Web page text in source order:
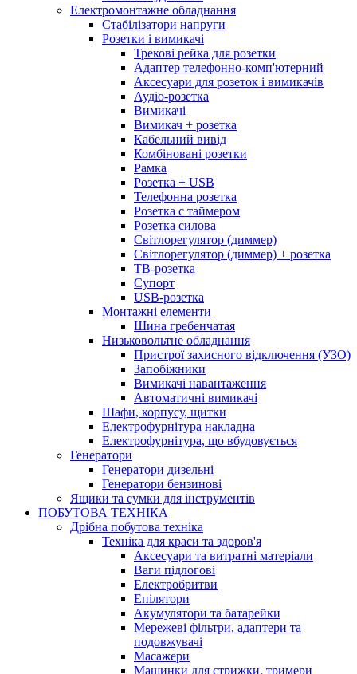
Електромонтажне обладнання
Стабілізатори напруги
Розетки і вимикачі
Трекові рейка для розетки
Адаптер телефонно-комп'ютерний
Аксесуари для розеток і вимикачів
Аудіо-розетка
Вимикачі
Вимикач + розетка
Кабельний вивід
Комбіновані розетки
Рамка
Розетка + USB
Телефонна розетка
Розетка с таймером
Розетка силова
Світлорегулятор (диммер)
Світлорегулятор (диммер) + розетка
ТВ-розетка
Супорт
USB-розетка
Монтажні елементи
Шина гребенчатая
Низьковольтне обладнання
Пристрої захисного відключення (УЗО)
Запобіжники
Вимикачі навантаження
Автоматичні вимикачі
Шафи, корпусу, щитки
Електрофурнітура накладна
Електрофурнітура, що вбудовується
Генератори
Генератори дизельні
Генератори бензинові
Ящики та сумки для інструментів
ПОБУТОВА ТЕХНІКА
Дрібна побутова техніка
Техніка для краси та здоров'я
Аксесуари та витратні матеріали
Ваги підлогові
Електробритви
Епілятори
Акумулятори та батарейки
Мережеві фільтри, адаптери та
подовжувачі
Масажери
Машинки для стрижки, тримери